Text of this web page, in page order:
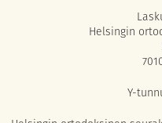
Helsingin
Y-